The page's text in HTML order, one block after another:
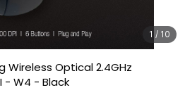
1 / 10
Wireless Optical 2.4GHz
- W4 - Black